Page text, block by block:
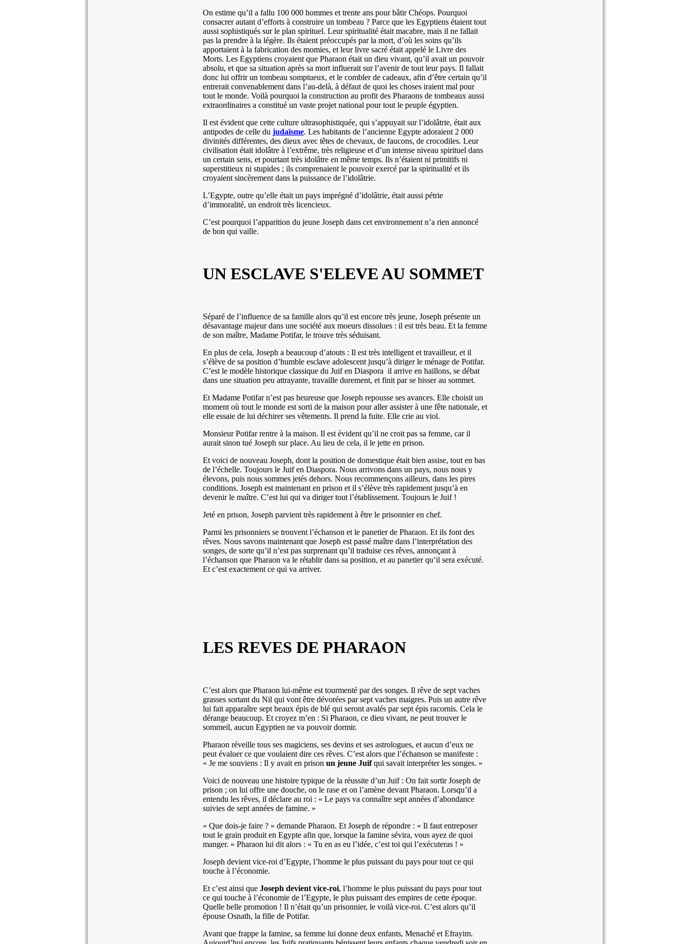
On estime qu’il a fallu 100 000 hommes et trente ans pour bâtir Chéops. Pourquoi
consacrer autant d’efforts à construire un tombeau ? Parce que les Egyptiens étaient tout
aussi sophistiqués sur le plan spirituel. Leur spiritualité était macabre, mais il ne fallait
pas la prendre à la légère. Ils étaient préoccupés par la mort, d’où les soins qu’ils
apportaient à la fabrication des momies, et leur livre sacré était appelé le Livre des
Morts. Les Egyptiens croyaient que Pharaon était un dieu vivant, qu’il avait un pouvoir
absolu, et que sa situation après sa mort influerait sur l’avenir de tout leur pays. Il fallait
donc lui offrir un tombeau somptueux, et le combler de cadeaux, afin d’être certain qu’il
entrerait convenablement dans l’au-delà, à défaut de quoi les choses iraient mal pour
tout le monde. Voilà pourquoi la construction au profit des Pharaons de tombeaux aussi
extraordinaires a constitué un vaste projet national pour tout le peuple égyptien.
Il est évident que cette culture ultrasophistiquée, qui s’appuyait sur l’idolâtrie, était aux
antipodes de celle du judaïsme. Les habitants de l’ancienne Egypte adoraient 2 000
divinités différentes, des dieux avec têtes de chevaux, de faucons, de crocodiles. Leur
civilisation était idolâtre à l’extrême, très religieuse et d’un intense niveau spirituel dans
un certain sens, et pourtant très idolâtre en même temps. Ils n’étaient ni primitifs ni
superstitieux ni stupides ; ils comprenaient le pouvoir exercé par la spiritualité et ils
croyaient sincèrement dans la puissance de l’idolâtrie.
L’Egypte, outre qu’elle était un pays imprégné d’idolâtrie, était aussi pétrie
d’immoralité, un endroit très licencieux.
C’est pourquoi l’apparition du jeune Joseph dans cet environnement n’a rien annoncé
de bon qui vaille.
UN ESCLAVE S'ELEVE AU SOMMET
Séparé de l’influence de sa famille alors qu’il est encore très jeune, Joseph présente un
désavantage majeur dans une société aux moeurs dissolues : il est très beau. Et la femme
de son maître, Madame Potifar, le trouve très séduisant.
En plus de cela, Joseph a beaucoup d’atouts : Il est très intelligent et travailleur, et il
s’élève de sa position d’humble esclave adolescent jusqu’à diriger le ménage de Potifar.
C’est le modèle historique classique du Juif en Diaspora il arrive en haillons, se débat
dans une situation peu attrayante, travaille durement, et finit par se hisser au sommet.
Et Madame Potifar n’est pas heureuse que Joseph repousse ses avances. Elle choisit un
moment où tout le monde est sorti de la maison pour aller assister à une fête nationale, et
elle essaie de lui déchirer ses vêtements. Il prend la fuite. Elle crie au viol.
Monsieur Potifar rentre à la maison. Il est évident qu’il ne croit pas sa femme, car il
aurait sinon tué Joseph sur place. Au lieu de cela, il le jette en prison.
Et voici de nouveau Joseph, dont la position de domestique était bien assise, tout en bas
de l’échelle. Toujours le Juif en Diaspora. Nous arrivons dans un pays, nous nous y
élevons, puis nous sommes jetés dehors. Nous recommençons ailleurs, dans les pires
conditions. Joseph est maintenant en prison et il s’élève très rapidement jusqu’à en
devenir le maître. C’est lui qui va diriger tout l’établissement. Toujours le Juif !
Jeté en prison, Joseph parvient très rapidement à être le prisonnier en chef.
Parmi les prisonniers se trouvent l’échanson et le panetier de Pharaon. Et ils font des
rêves. Nous savons maintenant que Joseph est passé maître dans l’interprétation des
songes, de sorte qu’il n’est pas surprenant qu’il traduise ces rêves, annonçant à
l’échanson que Pharaon va le rétablir dans sa position, et au panetier qu’il sera exécuté.
Et c’est exactement ce qui va arriver.
LES REVES DE PHARAON
C’est alors que Pharaon lui-même est tourmenté par des songes. Il rêve de sept vaches
grasses sortant du Nil qui vont être dévorées par sept vaches maigres. Puis un autre rêve
lui fait apparaître sept beaux épis de blé qui seront avalés par sept épis racornis. Cela le
dérange beaucoup. Et croyez m’en : Si Pharaon, ce dieu vivant, ne peut trouver le
sommeil, aucun Egyptien ne va pouvoir dormir.
Pharaon réveille tous ses magiciens, ses devins et ses astrologues, et aucun d’eux ne
peut évaluer ce que voulaient dire ces rêves. C’est alors que l’échanson se manifeste :
« Je me souviens : Il y avait en prison un jeune Juifqui savait interpréter les songes. »
Voici de nouveau une histoire typique de la réussite d’un Juif : On fait sortir Joseph de
prison ; on lui offre une douche, on le rase et on l’amène devant Pharaon. Lorsqu’il a
entendu les rêves, il déclare au roi : « Le pays va connaître sept années d’abondance
suivies de sept années de famine. »
« Que dois-je faire ? » demande Pharaon. Et Joseph de répondre : « Il faut entreposer
tout le grain produit en Egypte afin que, lorsque la famine sévira, vous ayez de quoi
manger. » Pharaon lui dit alors : « Tu en as eu l’idée, c’est toi qui l’exécuteras ! »
Joseph devient vice-roi d’Egypte, l’homme le plus puissant du pays pour tout ce qui
touche à l’économie.
Et c’est ainsi que Joseph devient vice-roi, l’homme le plus puissant du pays pour tout
ce qui touche à l’économie de l’Egypte, le plus puissant des empires de cette époque.
Quelle belle promotion ! Il n’était qu’un prisonnier, le voilà vice-roi. C’est alors qu’il
épouse Osnath, la fille de Potifar.
Avant que frappe la famine, sa femme lui donne deux enfants, Menaché et Efrayim.